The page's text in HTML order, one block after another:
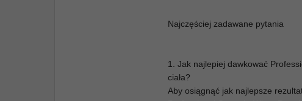
Najczęściej zadawane pytania
1. Jak najlepiej dawkować
ciała?
Aby osiągnąć jak najlepsze